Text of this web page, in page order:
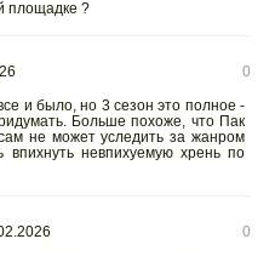
площадке ?
0
и было, но 3 сезон это полное -
Больше похоже, что Пак
не может уследить за жанром
невпихуемую хрень по
0